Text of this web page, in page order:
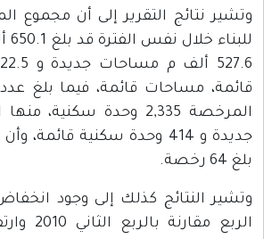
وتشير نتائج التقرير إلى أن مجموع
قائمة، مساحات قائمة، فيما بلغ
جديدة و 414 وحدة سكنية
بلغ 64 رخصة.
وتشير النتائج كذلك إلى وجود
الربع